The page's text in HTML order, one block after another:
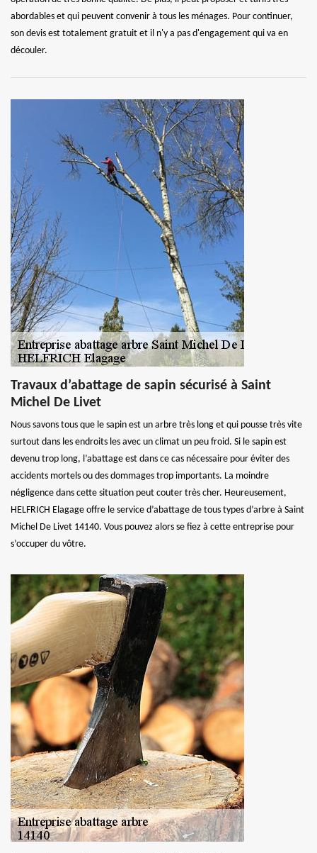
abordables et qui peuvent convenir à tous les ménages. Pour continuer,
son devis est totalement gratuit et il n'y a pas d'engagement qui va en
découler.
Travaux d’abattage de sapin sécurisé à Saint
Michel De Livet
Nous savons tous que le sapin est un arbre très long et qui pousse très vite
surtout dans les endroits les avec un climat un peu froid. Si le sapin est
devenu trop long, l’abattage est dans ce cas nécessaire pour éviter des
accidents mortels ou des dommages trop importants. La moindre
négligence dans cette situation peut couter très cher. Heureusement,
HELFRICH Elagage offre le service d’abattage de tous types d’arbre à Saint
Michel De Livet 14140. Vous pouvez alors se fiez à cette entreprise pour
s’occuper du vôtre.